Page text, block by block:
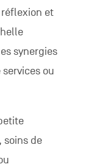
réflexion et
synergies
services ou
soins de